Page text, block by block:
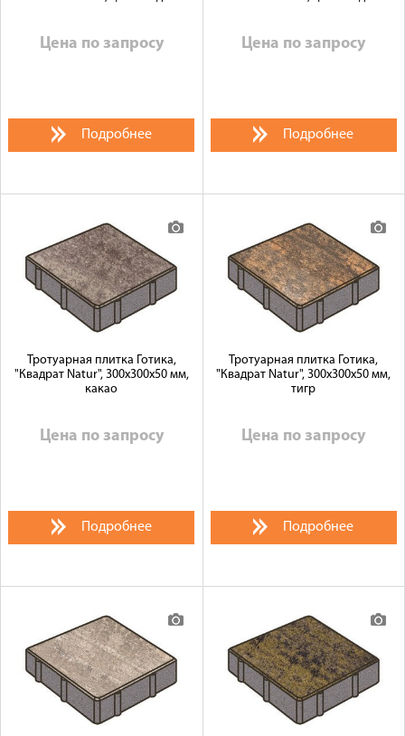
Цена по запросу
Подробнее
Цена по запросу
Подробнее
Тротуарная плитка Готика,
"Квадрат Natur", 300x300x50 мм,
какао
Цена по запросу
Подробнее
Тротуарная плитка Готика,
"Квадрат Natur", 300x300x50 мм,
тигр
Цена по запросу
Подробнее